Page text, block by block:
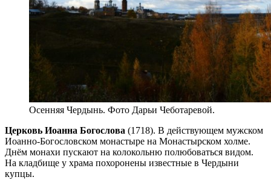
Осенняя Чердынь. Фото Дарьи Чеботаревой.
Церковь Иоанна Богослова (1718). В действующем мужском
Иоанно-Богословском монастыре на Монастырском холме.
Днём монахи пускают на колокольню полюбоваться видом.
На кладбище у храма похоронены известные в Чердыни
купцы.